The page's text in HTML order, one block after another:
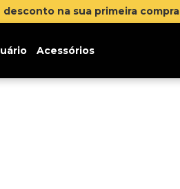
na sua primeira compra
Acessórios